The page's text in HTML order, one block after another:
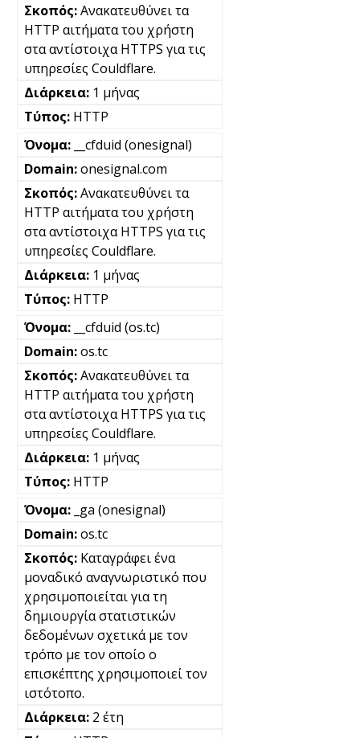
Ανακατευθύνει τα
HTTP αιτήματα του χρήστη
στα αντίστοιχα HTTPS για τις
υπηρεσίες Couldflare.
1 μήνας
HTTP
__cfduid (onesignal)
onesignal.com
Ανακατευθύνει τα
HTTP αιτήματα του χρήστη
στα αντίστοιχα HTTPS για τις
υπηρεσίες Couldflare.
1 μήνας
HTTP
__cfduid (os.tc)
os.tc
Ανακατευθύνει τα
HTTP αιτήματα του χρήστη
στα αντίστοιχα HTTPS για τις
υπηρεσίες Couldflare.
1 μήνας
HTTP
_ga (onesignal)
os.tc
Καταγράφει ένα
μοναδικό αναγνωριστικό που
χρησιμοποιείται για τη
δημιουργία στατιστικών
δεδομένων σχετικά με τον
τρόπο με τον οποίο ο
επισκέπτης χρησιμοποιεί τον
ιστότοπο.
2 έτη